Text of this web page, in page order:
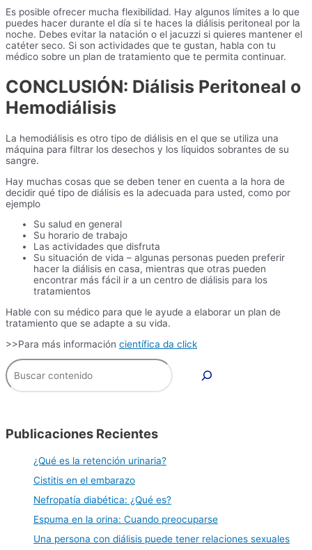
Es posible ofrecer mucha flexibilidad. Hay algunos límites a lo que
puedes hacer durante el día si te haces la diálisis peritoneal por la
noche. Debes evitar la natación o el jacuzzi si quieres mantener el
catéter seco. Si son actividades que te gustan, habla con tu
médico sobre un plan de tratamiento que te permita continuar.
CONCLUSIÓN: Diálisis Peritoneal o
Hemodiálisis
La hemodiálisis es otro tipo de diálisis en el que se utiliza una
máquina para filtrar los desechos y los líquidos sobrantes de su
sangre.
Hay muchas cosas que se deben tener en cuenta a la hora de
decidir qué tipo de diálisis es la adecuada para usted, como por
ejemplo
Su salud en general
Su horario de trabajo
Las actividades que disfruta
Su situación de vida – algunas personas pueden preferir
hacer la diálisis en casa, mientras que otras pueden
encontrar más fácil ir a un centro de diálisis para los
tratamientos
Hable con su médico para que le ayude a elaborar un plan de
tratamiento que se adapte a su vida.
>>Para más información científica da click
Buscar
Publicaciones Recientes
¿Qué es la retención urinaria?
Cistitis en el embarazo
Nefropatía diabética: ¿Qué es?
Espuma en la orina: Cuando preocuparse
Una persona con diálisis puede tener relaciones sexuales